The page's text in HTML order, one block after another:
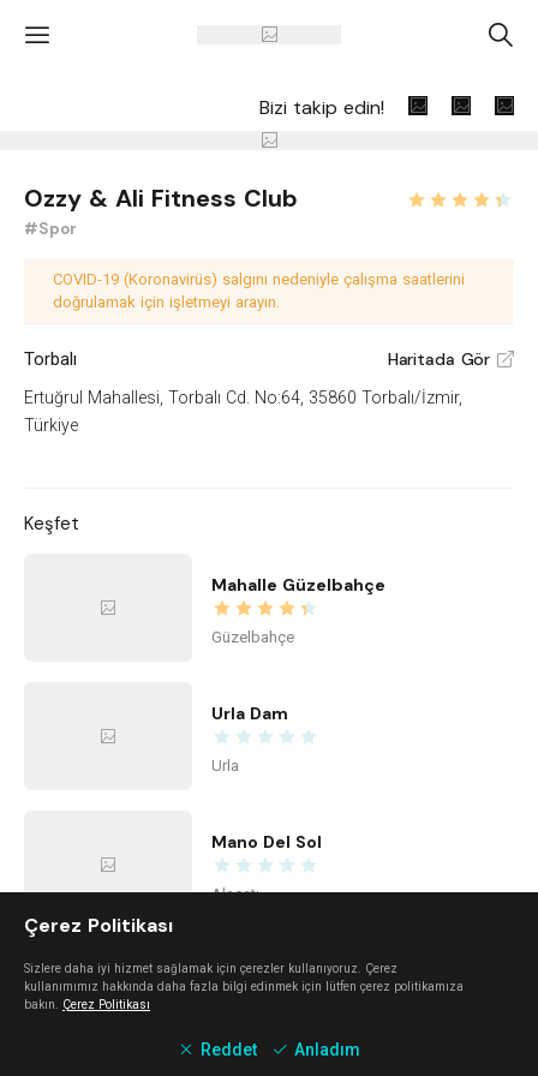
' A
Bizi takip edin!
Ozzy & Ali Fitness Club
#Spor
COVID-19 (Koronavirüs) salgını nedeniyle çalışma saatlerini
doğrulamak için işletmeyi arayın.
Torbalı Haritada Gör V
Ertuğrul Mahallesi, Torbalı Cd. No:64, 35860 Torbalı/İzmir,
Türkiye
Keşfet
Mahalle Güzelbahçe
Güzelbahçe
Urla Dam
Urla
Mano Del Sol
Alaçatı
Mali Beach
Çerez Politikası
Sizlere daha iyi hizmet sağlamak için çerezler kullanıyoruz. Çerez
kullanımımız hakkında daha fazla bilgi edinmek için lütfen çerez politikamıza
bakın. Çerez Politikası
Reddet Anladım